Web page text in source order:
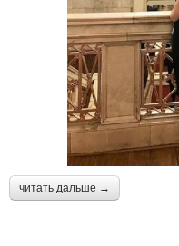
читать дальше →